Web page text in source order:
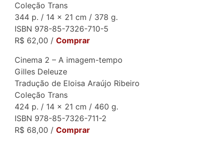
Coleção Trans
344 p. / 14 x 21 cm / 378 g.
ISBN 978-85-7326-710-5
R$ 62,00 / Comprar
Cinema 2 – A imagem-tempo
Gilles Deleuze
Tradução de Eloisa Araújo Ribeiro
Coleção Trans
424 p. / 14 x 21 cm / 460 g.
ISBN 978-85-7326-711-2
R$ 68,00 / Comprar